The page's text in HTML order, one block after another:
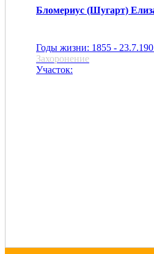
Бломериус (Шугарт)
Годы жизни: 1855 -
Захоронение
Участок: